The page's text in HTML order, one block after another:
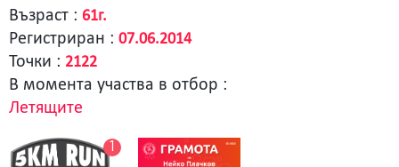
Възраст : 61г.
Регистриран : 07.06.2014
Точки : 2122
В момента участва в отбор :
Летящите